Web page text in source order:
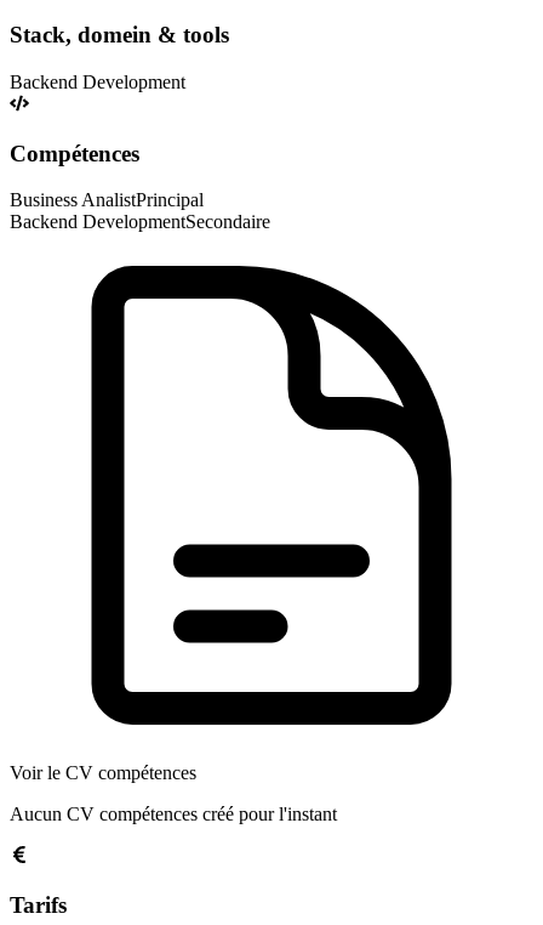
Stack, domein & tools
Backend Development
Compétences
Business AnalistPrincipal
Backend DevelopmentSecondaire
Voir le CV compétences
Aucun CV compétences créé pour l'instant
Tarifs